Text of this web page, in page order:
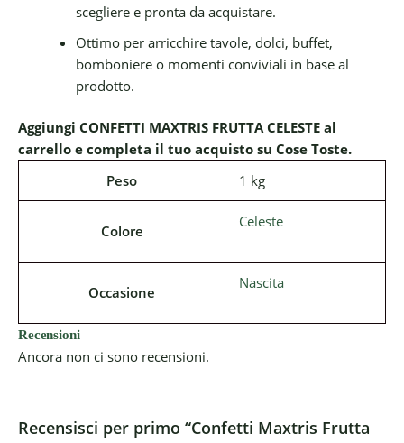
scegliere e pronta da acquistare.
Ottimo per arricchire tavole, dolci, buffet,
bomboniere o momenti conviviali in base al
prodotto.
Aggiungi CONFETTI MAXTRIS FRUTTA CELESTE al
carrello e completa il tuo acquisto su Cose Toste.
Peso
1 kg
Colore
Celeste
Occasione
Nascita
Recensioni
Ancora non ci sono recensioni.
Recensisci per primo “Confetti Maxtris Frutta